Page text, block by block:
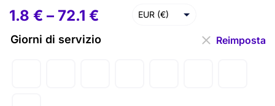
1.8 € – 72.1 € EUR (€)
Giorni di servizio Reimposta